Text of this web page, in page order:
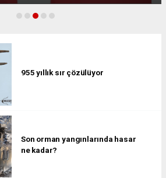
955 yıllık sır çözülüyor
Son orman yangınlarında hasar
ne kadar?